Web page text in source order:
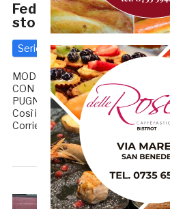
Fedeli: «Mandare la
sto pensando»
Serie C 11 Febbraio 2020 di
MODENA-SAMB 1-0, LA
CON LA SQUADRA MONTERO:
PUGNO…» «Mandare la squadra
Così il presidente della Samb
Corriere […]